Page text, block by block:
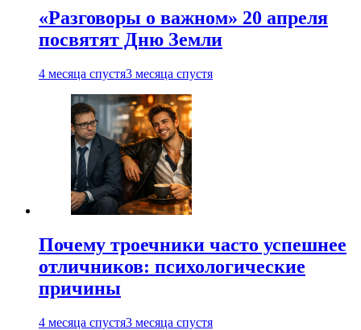
«Разговоры о важном» 20 апреля
посвятят Дню Земли
4 месяца спустя3 месяца спустя
Почему троечники часто успешнее
отличников: психологические
причины
4 месяца спустя3 месяца спустя